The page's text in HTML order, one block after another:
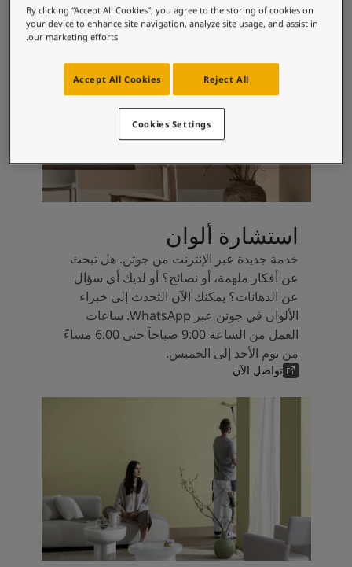
خدماتنا
البحث عن موزع جوتن
مستندات المنتجات
استشارة ألوان
خدمة جديدة عبر الإنترنت من جوتن. هل تبحث
عن أفكار ملهمة، أو نصائح؟ أو لديك أي سؤال
عن الدهانات؟ يمكنك الآن التحدث إلى خبراء
الألوان في جوتن عبر WhatsApp. ساعات
العمل من الساعة 9:00 صباحاً حتى 6:00 مساءً
من يوم الأحد إلى الخميس.
تواصل الآن
By clicking “Accept All Cookies”, you agree to the storing of cookies on
your device to enhance site navigation, analyze site usage, and assist in
our marketing efforts.
Reject All
Accept All Cookies
Cookies Settings